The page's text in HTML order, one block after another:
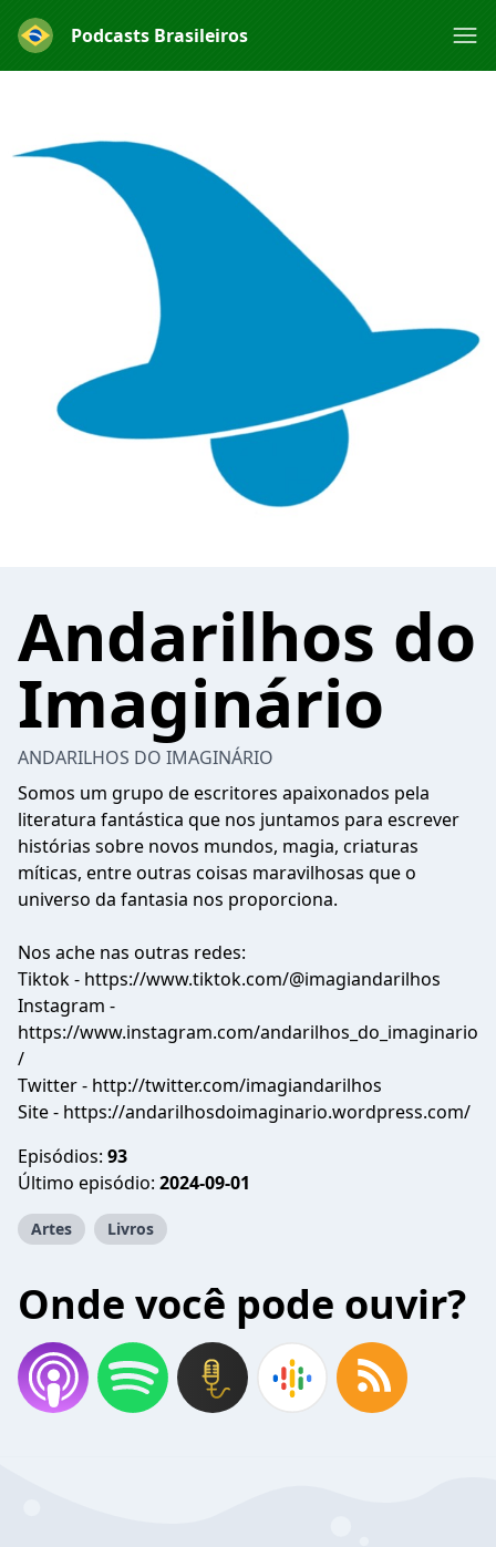
Podcasts Brasileiros
Andarilhos do
Imaginário
ANDARILHOS DO IMAGINÁRIO
Somos um grupo de escritores apaixonados pela
literatura fantástica que nos juntamos para escrever
histórias sobre novos mundos, magia, criaturas
míticas, entre outras coisas maravilhosas que o
universo da fantasia nos proporciona.
Nos ache nas outras redes:
Tiktok - https://www.tiktok.com/@imagiandarilhos
Instagram -
https://www.instagram.com/andarilhos_do_imaginario
/
Twitter - http://twitter.com/imagiandarilhos
Site - https://andarilhosdoimaginario.wordpress.com/
Episódios: 93
Último episódio: 2024-09-01
Artes Livros
Onde você pode ouvir?